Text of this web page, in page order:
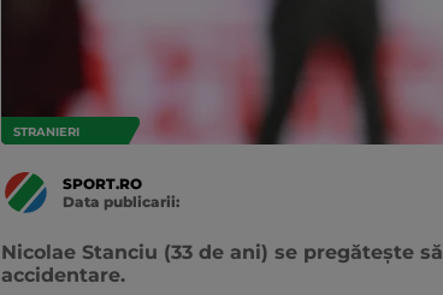
STRANIERI
SPORT.RO
Data publicarii:
Nicolae Stanciu (33 de ani) se pregătește
accidentare.